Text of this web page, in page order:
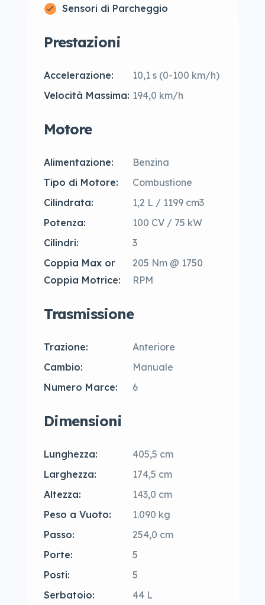
Sensori di Parcheggio
Prestazioni
Accelerazione:
10,1 s (0-100 km/h)
Velocità Massima: 194,0 km/h
Motore
Alimentazione:
Benzina
Tipo di Motore:
Combustione
Cilindrata:
1,2 L / 1199 cm3
Potenza:
100 CV / 75 kW
Cilindri:
3
Coppia Max or
Coppia Motrice:
205 Nm @ 1750
RPM
Trasmissione
Trazione:
Anteriore
Cambio:
Manuale
Numero Marce:
6
Dimensioni
Lunghezza:
405,5 cm
Larghezza:
174,5 cm
Altezza:
143,0 cm
Peso a Vuoto:
1.090 kg
Passo:
254,0 cm
Porte:
5
Posti:
5
Serbatoio:
44 L